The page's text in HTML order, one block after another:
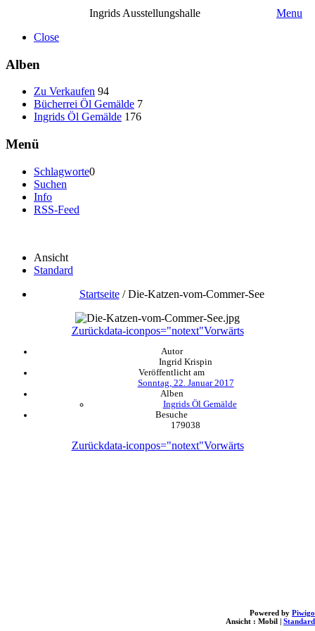
Ingrids Ausstellungshalle
Menu
Close
Alben
Zu Verkaufen 94
Bücherrei Öl Gemälde 7
Ingrids Öl Gemälde 176
Menü
Schlagworte0
Suchen
Info
RSS-Feed
Ansicht
Standard
Startseite/Die-Katzen-vom-Commer-See
Zurückdata-iconpos="notext"Vorwärts
Autor
Ingrid Krispin
Veröffentlicht am
Sonntag, 22. Januar 2017
Alben
Ingrids Öl Gemälde
Besuche
179038
Zurückdata-iconpos="notext"Vorwärts
Powered by Piwigo
Ansicht : Mobil | Standard